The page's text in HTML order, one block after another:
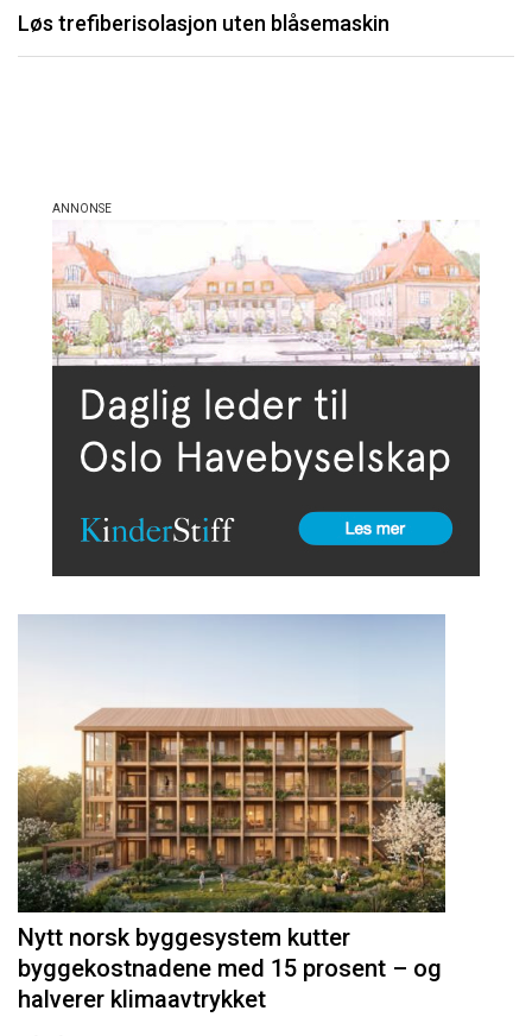
Løs trefiberisolasjon uten blåsemaskin
Nytt norsk byggesystem kutter
byggekostnadene med 15 prosent – og
halverer klimaavtrykket